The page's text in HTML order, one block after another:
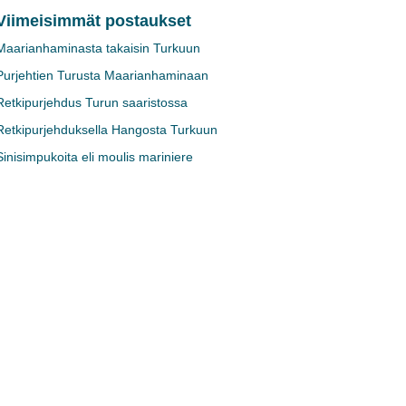
postaukset
takaisin Turkuun
Turusta Maarianhaminaan
Turun saaristossa
Hangosta Turkuun
eli moulis mariniere